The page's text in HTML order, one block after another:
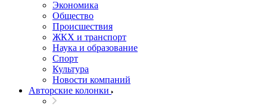
Экономика
Общество
Происшествия
ЖКХ и транспорт
Наука и образование
Спорт
Культура
Новости компаний
Авторские колонки